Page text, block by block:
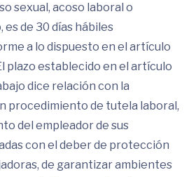
sexual, acoso laboral o
de 30 días hábiles
a lo dispuesto en el artículo
plazo establecido en el artículo
dice relación con la
procedimiento de tutela laboral,
del empleador de sus
con el deber de protección
de garantizar ambientes